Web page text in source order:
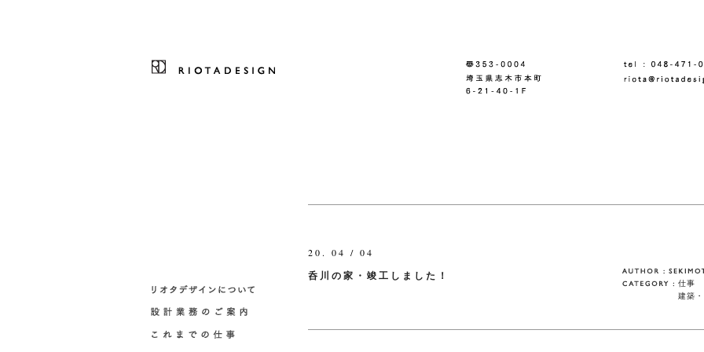
20. 04 / 04
呑川の家・竣工しました！
仕事
建築